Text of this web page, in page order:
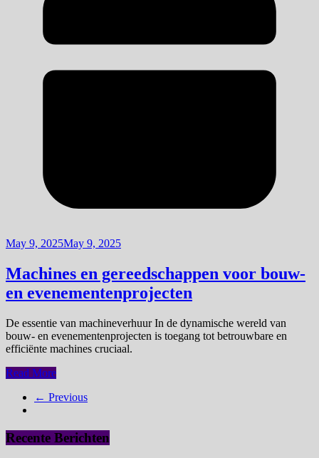
May 9, 2025May 9, 2025
Machines en gereedschappen voor bouw-
en evenementenprojecten
De essentie van machineverhuur In de dynamische wereld van
bouw- en evenementenprojecten is toegang tot betrouwbare en
efficiënte machines cruciaal.
Read More
← Previous
Recente Berichten